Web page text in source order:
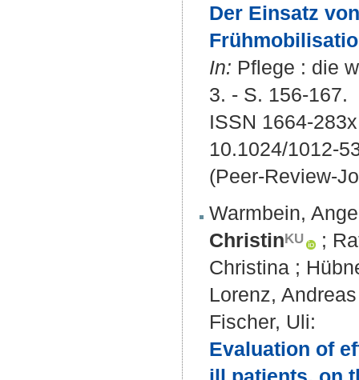
Der Einsatz
In: Pflege : die
3. - S. 156-167.
ISSN 1664-
10.1024/1012-
(Peer-Review-
Warmbein,
Christin
;
Christina ;
Lorenz, Andreas
Fischer, Uli:
Evaluation of